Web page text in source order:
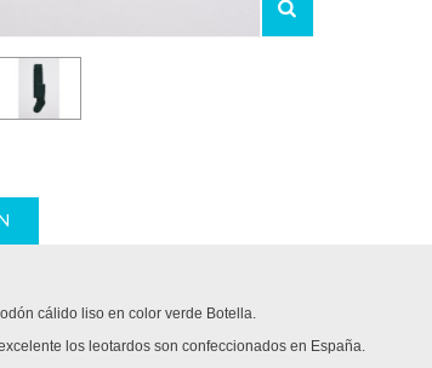
cálido liso en color verde Botella.
los leotardos son confeccionados en España.